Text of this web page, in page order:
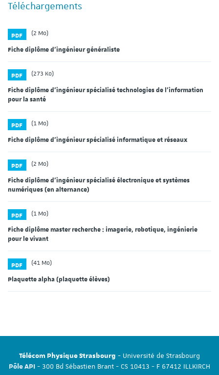
Téléchargements
Fiche diplôme d'ingénieur généraliste
PDF (2 Mo)
Fiche diplôme d'ingénieur spécialisé technologies de l'information
pour la santé
PDF (273 Ko)
Fiche diplôme d'ingénieur spécialisé informatique et réseaux
PDF (1 Mo)
Fiche diplôme d'ingénieur spécialisé électronique et systèmes
numériques (en alternance)
PDF (2 Mo)
Fiche diplôme master recherche : imagerie, robotique, ingénierie
pour le vivant
PDF (1 Mo)
Plaquette alpha (plaquette élèves)
PDF (41 Mo)
Télécom Physique Strasbourg - Université de Strasbourg
Pôle API - 300 Bd Sébastien Brant - CS 10413 - F 67412 ILLKIRCH